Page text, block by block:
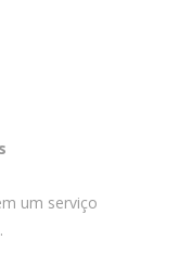
um serviço